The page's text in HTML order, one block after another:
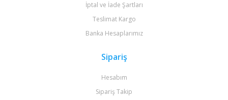
İptal ve İade Şartları
Teslimat Kargo
Banka Hesaplarımız
Sipariş
Hesabım
Sipariş Takip